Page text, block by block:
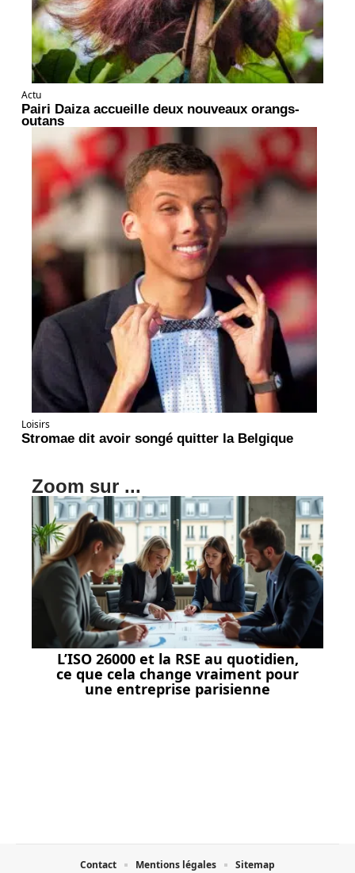
Actu
Pairi Daiza accueille deux nouveaux orangs-
outans
Loisirs
Stromae dit avoir songé quitter la Belgique
Zoom sur ...
L’ISO 26000 et la RSE au quotidien,
ce que cela change vraiment pour
une entreprise parisienne
Contact Mentions légales Sitemap